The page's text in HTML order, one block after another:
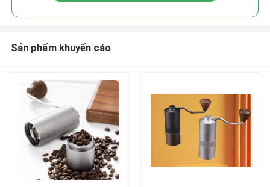
Sản phẩm khuyến cáo